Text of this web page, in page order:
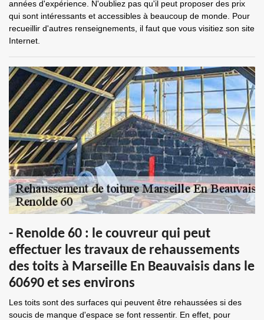
années d'expérience. N'oubliez pas qu'il peut proposer des prix
qui sont intéressants et accessibles à beaucoup de monde. Pour
recueillir d'autres renseignements, il faut que vous visitiez son site
Internet.
- Renolde 60 : le couvreur qui peut
effectuer les travaux de rehaussements
des toits à Marseille En Beauvaisis dans le
60690 et ses environs
Les toits sont des surfaces qui peuvent être rehaussées si des
soucis de manque d'espace se font ressentir. En effet, pour